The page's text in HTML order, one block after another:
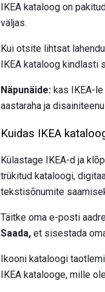
IKEA kataloog on
väljas.
Kui otsite lihtsat
IKEA kataloog kindlasti
Näpunäide: kas IKEA-
aastaraha ja
Kuidas IKEA
Külastage IKEA-d ja
trükitud kataloogi,
tekstisõnumite
Täitke oma e-posti
Saada, et sisestada
Ikooni kataloogi
IKEA katalooge, mille